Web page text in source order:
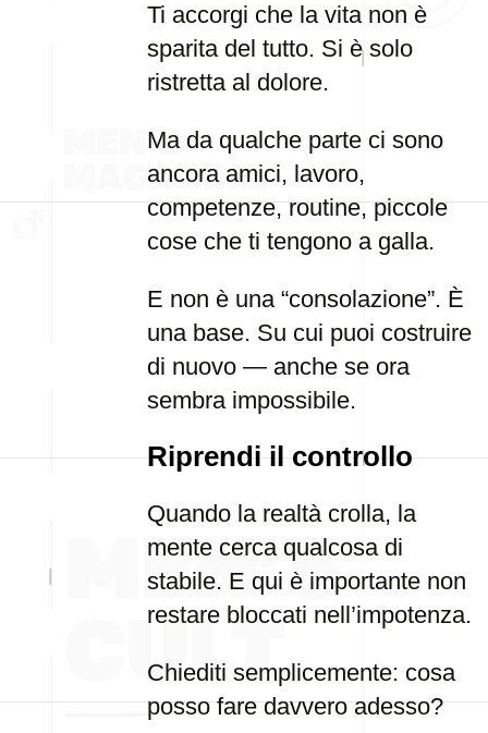
Ti accorgi che la vita non è
sparita del tutto. Si è solo
ristretta al dolore.
Ma da qualche parte ci sono
ancora amici, lavoro,
competenze, routine, piccole
cose che ti tengono a galla.
E non è una “consolazione”. È
una base. Su cui puoi costruire
di nuovo — anche se ora
sembra impossibile.
Riprendi il controllo
Quando la realtà crolla, la
mente cerca qualcosa di
stabile. E qui è importante non
restare bloccati nell’impotenza.
Chiediti semplicemente: cosa
posso fare davvero adesso?